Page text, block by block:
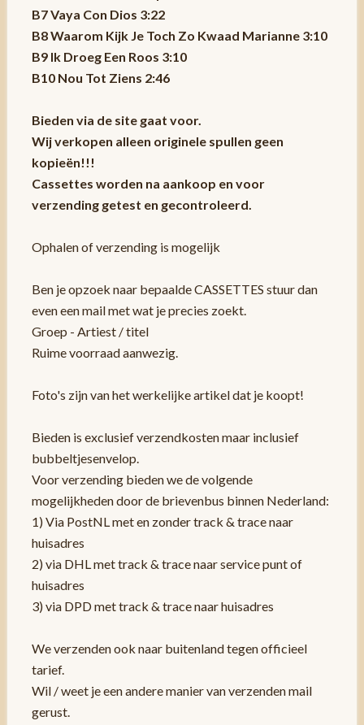
B7 Vaya Con Dios 3:22
B8 Waarom Kijk Je Toch Zo Kwaad Marianne 3:10
B9 Ik Droeg Een Roos 3:10
B10 Nou Tot Ziens 2:46
Bieden via de site gaat voor.
Wij verkopen alleen originele spullen geen
kopieën!!!
Cassettes worden na aankoop en voor
verzending getest en gecontroleerd.
Ophalen of verzending is mogelijk
Ben je opzoek naar bepaalde CASSETTES stuur dan
even een mail met wat je precies zoekt.
Groep - Artiest / titel
Ruime voorraad aanwezig.
Foto's zijn van het werkelijke artikel dat je koopt!
Bieden is exclusief verzendkosten maar inclusief
bubbeltjesenvelop.
Voor verzending bieden we de volgende
mogelijkheden door de brievenbus binnen Nederland:
1) Via PostNL met en zonder track & trace naar
huisadres
2) via DHL met track & trace naar service punt of
huisadres
3) via DPD met track & trace naar huisadres
We verzenden ook naar buitenland tegen officieel
tarief.
Wil / weet je een andere manier van verzenden mail
gerust.